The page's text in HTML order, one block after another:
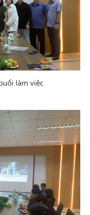
làm việc